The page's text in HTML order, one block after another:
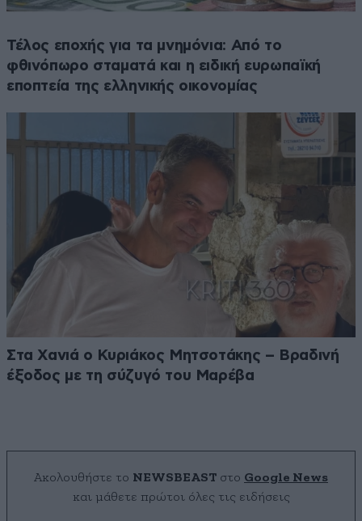
Τέλος εποχής για τα μνημόνια: Από το
φθινόπωρο σταματά και η ειδική ευρωπαϊκή
εποπτεία της ελληνικής οικονομίας
Στα Χανιά ο Κυριάκος Μητσοτάκης – Βραδινή
έξοδος με τη σύζυγό του Μαρέβα
Ακολουθήστε το NEWSBEAST στο Google News
και μάθετε πρώτοι όλες τις ειδήσεις